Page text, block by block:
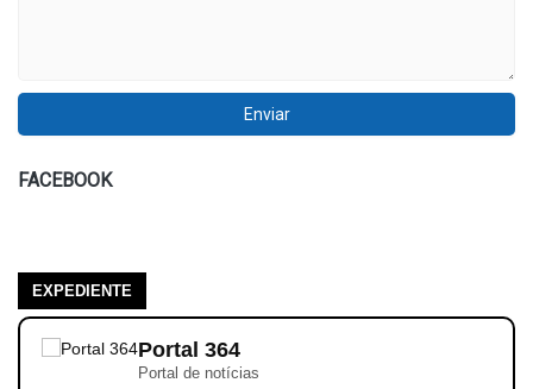
FACEBOOK
EXPEDIENTE
Portal 364
Portal de notícias